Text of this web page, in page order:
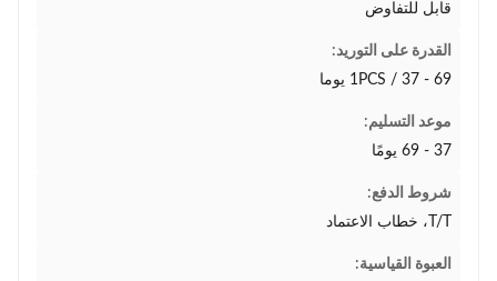
قابل للتفاوض
القدرة على التوريد:
1PCS / 37 - 69 يوما
موعد التسليم:
37 - 69 يومًا
شروط الدفع:
T/T، خطاب الاعتماد
العبوة القياسية: